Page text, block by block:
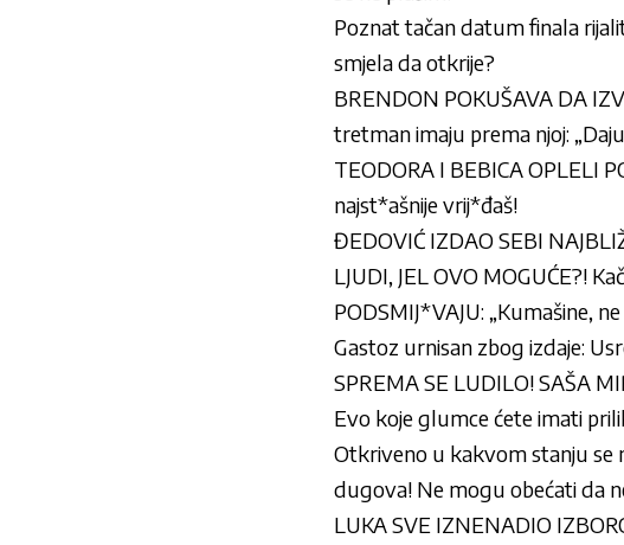
Poznat tačan datum finala
smjela da otkrije?
BRENDON POKUŠAVA DA
tretman imaju prema njoj:
TEODORA I BEBICA OPLELI
najst*ašnije vrij*đaš!
ĐEDOVIĆ IZDAO SEBI
LJUDI, JEL OVO MOGUĆE?!
PODSMIJ*VAJU: „Kumašine,
Gastoz urnisan zbog izdaje:
SPREMA SE LUDILO! SAŠA
Evo koje glumce ćete imati
Otkriveno u kakvom stanju se
dugova! Ne mogu obećati da
LUKA SVE IZNENADIO